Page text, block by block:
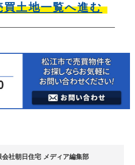
買土地一覧へ進む
会社朝日住宅 メディア編集部